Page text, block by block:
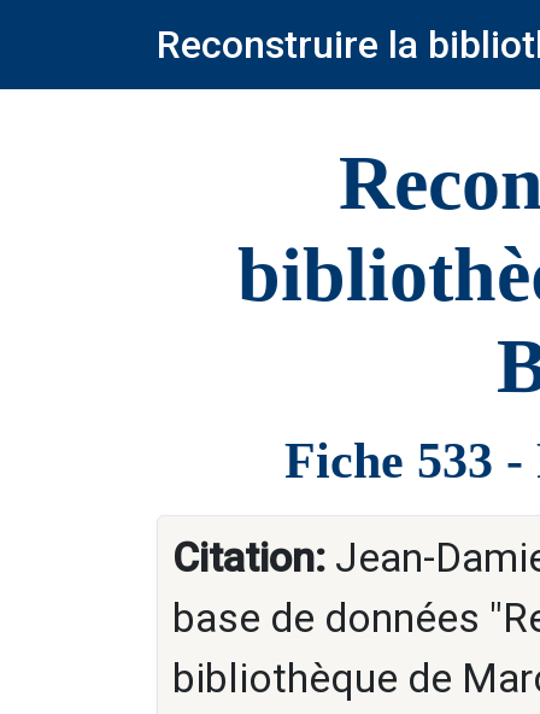
Reconstruire la
Fiche 533
Citation: Jean-
base de données
bibliothèque de